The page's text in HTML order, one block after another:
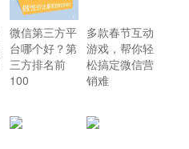
微信第三方平
台哪个好？第
三方排名前
100
多款春节互动
游戏，帮你轻
松搞定微信营
销难